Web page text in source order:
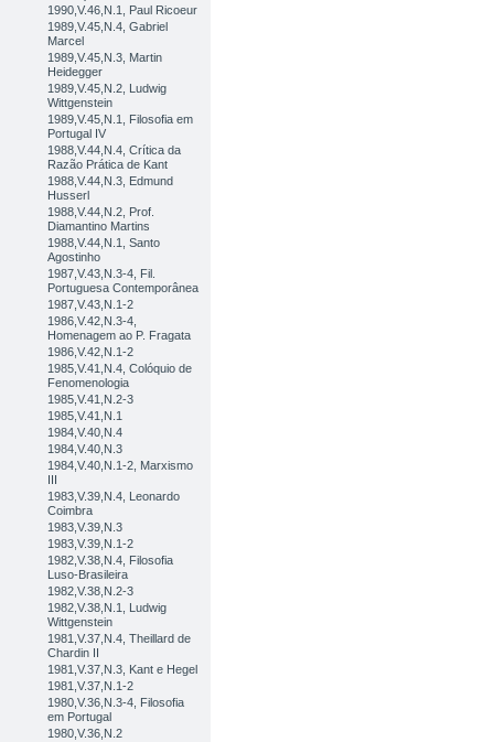
1990,V.46,N.1, Paul Ricoeur
1989,V.45,N.4, Gabriel
Marcel
1989,V.45,N.3, Martin
Heidegger
1989,V.45,N.2, Ludwig
Wittgenstein
1989,V.45,N.1, Filosofia em
Portugal IV
1988,V.44,N.4, Crítica da
Razão Prática de Kant
1988,V.44,N.3, Edmund
Husserl
1988,V.44,N.2, Prof.
Diamantino Martins
1988,V.44,N.1, Santo
Agostinho
1987,V.43,N.3-4, Fil.
Portuguesa Contemporânea
1987,V.43,N.1-2
1986,V.42,N.3-4,
Homenagem ao P. Fragata
1986,V.42,N.1-2
1985,V.41,N.4, Colóquio de
Fenomenologia
1985,V.41,N.2-3
1985,V.41,N.1
1984,V.40,N.4
1984,V.40,N.3
1984,V.40,N.1-2, Marxismo
III
1983,V.39,N.4, Leonardo
Coimbra
1983,V.39,N.3
1983,V.39,N.1-2
1982,V.38,N.4, Filosofia
Luso-Brasileira
1982,V.38,N.2-3
1982,V.38,N.1, Ludwig
Wittgenstein
1981,V.37,N.4, Theillard de
Chardin II
1981,V.37,N.3, Kant e Hegel
1981,V.37,N.1-2
1980,V.36,N.3-4, Filosofia
em Portugal
1980,V.36,N.2